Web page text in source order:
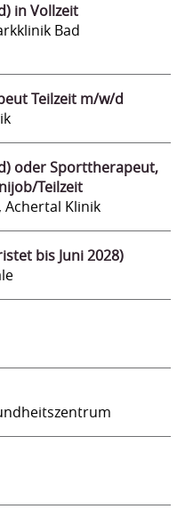
in Vollzeit
Bad
Teilzeit m/w/d
oder Sporttherapeut,
Teilzeit
Achertal Klinik
bis Juni 2028)